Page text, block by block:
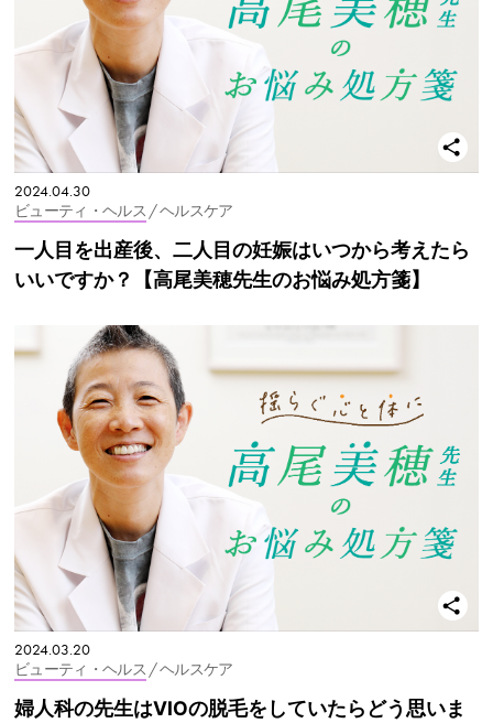
2024.04.30
ビューティ・ヘルス / ヘルスケア
一人目を出産後、二人目の妊娠はいつから考えたら
いいですか？【高尾美穂先生のお悩み処方箋】
2024.03.20
ビューティ・ヘルス / ヘルスケア
婦人科の先生はVIOの脱毛をしていたらどう思いま